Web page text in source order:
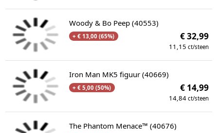
Woody & Bo Peep (40553)
+ € 13,00 (65%) € 32,99
11,15 ct/steen
Iron Man MK5 figuur (40669)
+ € 5,00 (50%) € 14,99
14,84 ct/steen
The Phantom Menace™ (40676)